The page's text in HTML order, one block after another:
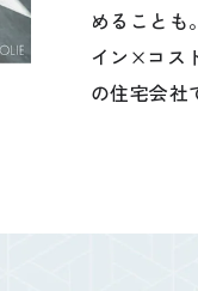
めることも
イン×コス
の住宅会社